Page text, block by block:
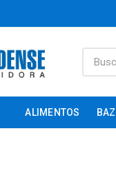
ALIMENTOS